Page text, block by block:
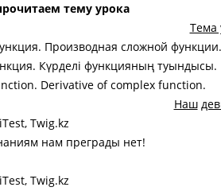
тему урока
Тема
Производная сложной функции.
Күрделі функцияның туындысы.
Derivative of complex function.
Наш
Twig.kz
нам преграды нет!
Twig.kz